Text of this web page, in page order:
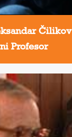
Čilikov
Profesor